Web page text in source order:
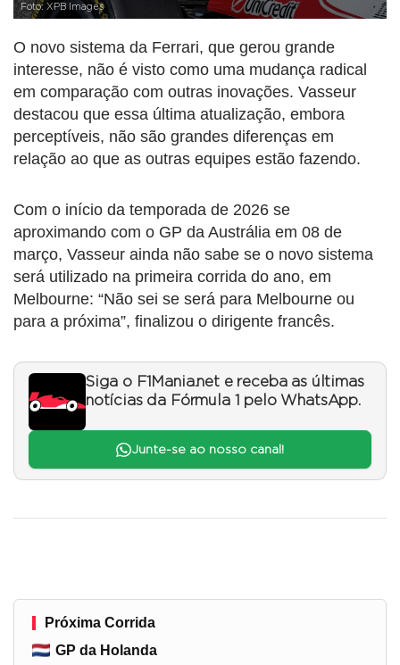
Foto: XPB Images
O novo sistema da Ferrari, que gerou grande
interesse, não é visto como uma mudança radical
em comparação com outras inovações. Vasseur
destacou que essa última atualização, embora
perceptíveis, não são grandes diferenças em
relação ao que as outras equipes estão fazendo.
Com o início da temporada de 2026 se
aproximando com o GP da Austrália em 08 de
março, Vasseur ainda não sabe se o novo sistema
será utilizado na primeira corrida do ano, em
Melbourne: “Não sei se será para Melbourne ou
para a próxima”, finalizou o dirigente francês.
Siga o F1Mania.net e receba as últimas
notícias da Fórmula 1 pelo WhatsApp.
Junte-se ao nosso canal!
Próxima Corrida
GP da Holanda